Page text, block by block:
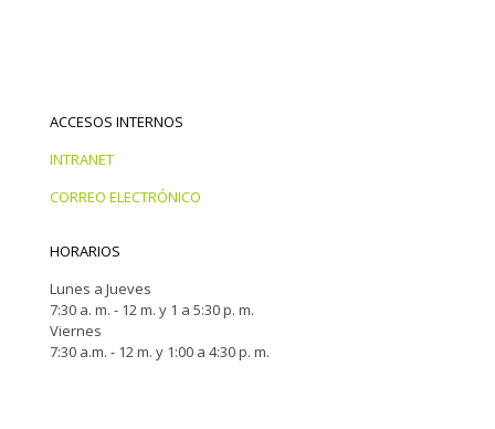
ACCESOS INTERNOS
INTRANET
CORREO ELECTRÓNICO
HORARIOS
Lunes a Jueves
7:30 a. m. - 12 m. y 1 a 5:30 p. m.
Viernes
7:30 a.m. - 12 m. y 1:00 a 4:30 p. m.